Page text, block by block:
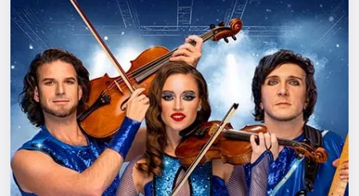
Экскурсии
Спорт
События
Города
Площадки